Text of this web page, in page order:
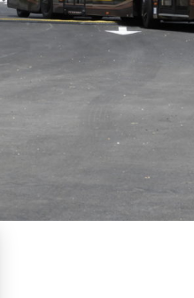
PAR EMAIL :